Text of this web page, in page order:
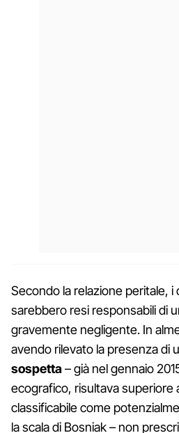
Secondo la relazione peritale, i
sarebbero resi responsabili di
gravemente negligente. In
avendo rilevato la presenza di
sospetta– già nel gennaio
ecografico, risultava superiore
classificabile come
la scala di Bosniak – non